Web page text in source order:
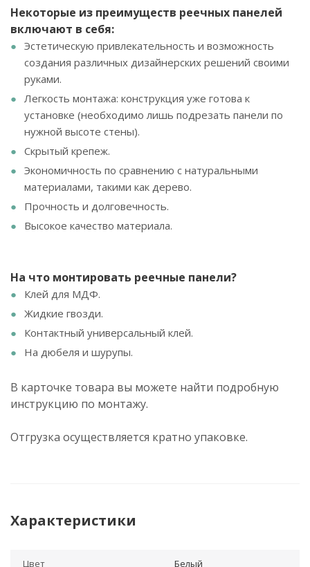
Некоторые из преимуществ реечных панелей
включают в себя:
Эстетическую привлекательность и возможность
создания различных дизайнерских решений своими
руками.
Легкость монтажа: конструкция уже готова к
установке (необходимо лишь подрезать панели по
нужной высоте стены).
Скрытый крепеж.
Экономичность по сравнению с натуральными
материалами, такими как дерево.
Прочность и долговечность.
Высокое качество материала.
На что монтировать реечные панели?
Клей для МДФ.
Жидкие гвозди.
Контактный универсальный клей.
На дюбеля и шурупы.
В карточке товара вы можете найти подробную
инструкцию по монтажу.
Отгрузка осуществляется кратно упаковке.
Характеристики
Цвет Белый